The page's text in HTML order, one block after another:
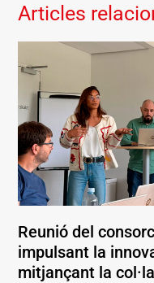
Articles
Reunió del
impulsant la
mitjançant la